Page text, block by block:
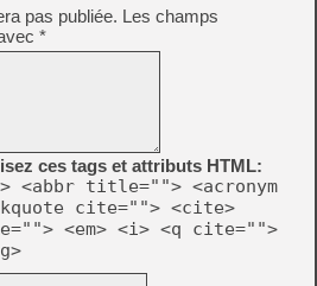
pas publiée. Les champs
*
ces tags et attributs HTML:
title=""> <acronym
cite=""> <cite>
<em> <i> <q cite="">